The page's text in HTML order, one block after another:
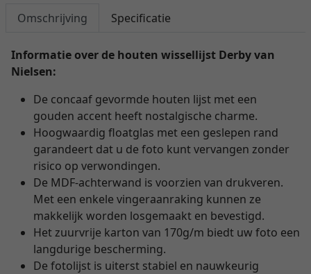
Omschrijving Specificatie
Informatie over de houten wissellijst Derby van
Nielsen:
De concaaf gevormde houten lijst met een
gouden accent heeft nostalgische charme.
Hoogwaardig floatglas met een geslepen rand
garandeert dat u de foto kunt vervangen zonder
risico op verwondingen.
De MDF-achterwand is voorzien van drukveren.
Met een enkele vingeraanraking kunnen ze
makkelijk worden losgemaakt en bevestigd.
Het zuurvrije karton van 170g/m biedt uw foto een
langdurige bescherming.
De fotolijst is uiterst stabiel en nauwkeurig